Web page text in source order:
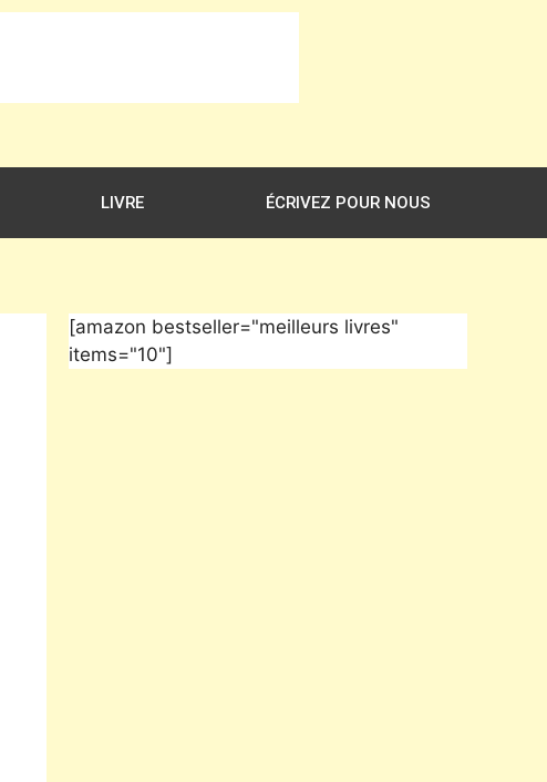
LIVRE ÉCRIVEZ POUR NOUS
[amazon bestseller="meilleurs livres"
items="10"]